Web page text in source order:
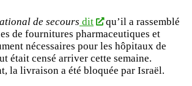
de secours dit
qu’il a rassemblé
de fournitures pharmaceutiques et
nécessaires pour les hôpitaux de
était censé arriver cette semaine.
la livraison a été bloquée par Israël.